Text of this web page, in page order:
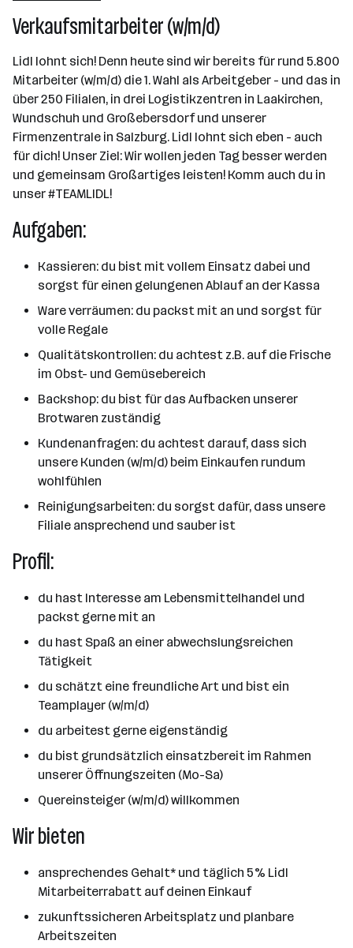
2501 - 10000 Mitarbeiter*innen
Verkaufsmitarbeiter (w/m/d)
Lidl lohnt sich! Denn heute sind wir bereits für rund 5.800
Mitarbeiter (w/m/d) die 1. Wahl als Arbeitgeber - und das in
über 250 Filialen, in drei Logistikzentren in Laakirchen,
Wundschuh und Großebersdorf und unserer
Firmenzentrale in Salzburg. Lidl lohnt sich eben - auch
für dich! Unser Ziel: Wir wollen jeden Tag besser werden
und gemeinsam Großartiges leisten! Komm auch du in
unser #TEAMLIDL!
Aufgaben:
Kassieren: du bist mit vollem Einsatz dabei und
sorgst für einen gelungenen Ablauf an der Kassa
Ware verräumen: du packst mit an und sorgst für
volle Regale
Qualitätskontrollen: du achtest z.B. auf die Frische
im Obst- und Gemüsebereich
Backshop: du bist für das Aufbacken unserer
Brotwaren zuständig
Kundenanfragen: du achtest darauf, dass sich
unsere Kunden (w/m/d) beim Einkaufen rundum
wohlfühlen
Reinigungsarbeiten: du sorgst dafür, dass unsere
Filiale ansprechend und sauber ist
Profil:
du hast Interesse am Lebensmittelhandel und
packst gerne mit an
du hast Spaß an einer abwechslungsreichen
Tätigkeit
du schätzt eine freundliche Art und bist ein
Teamplayer (w/m/d)
du arbeitest gerne eigenständig
du bist grundsätzlich einsatzbereit im Rahmen
unserer Öffnungszeiten (Mo-Sa)
Quereinsteiger (w/m/d) willkommen
Wir bieten
ansprechendes Gehalt* und täglich 5% Lidl
Mitarbeiterrabatt auf deinen Einkauf
zukunftssicheren Arbeitsplatz und planbare
Arbeitszeiten